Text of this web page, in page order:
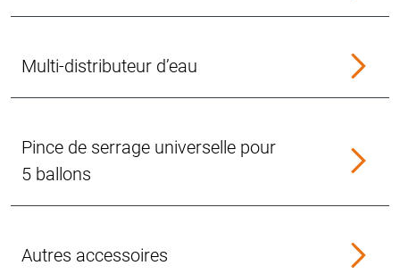
Multi-distributeur d’eau
Pince de serrage universelle pour
5 ballons
Autres accessoires